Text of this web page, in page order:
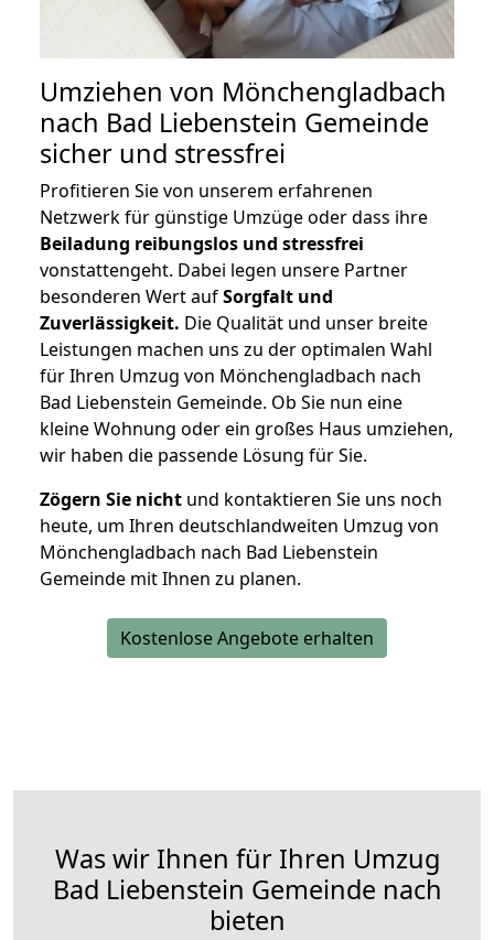
Umziehen von Mönchengladbach
nach Bad Liebenstein Gemeinde
sicher und stressfrei
Profitieren Sie von unserem erfahrenen
Netzwerk für günstige Umzüge oder dass ihre
Beiladung reibungslos und stressfrei
vonstattengeht. Dabei legen unsere Partner
besonderen Wert aufSorgfalt und
Zuverlässigkeit. Die Qualität und unser breite
Leistungen machen uns zu der optimalen Wahl
für Ihren Umzug von Mönchengladbach nach
Bad Liebenstein Gemeinde. Ob Sie nun eine
kleine Wohnung oder ein großes Haus umziehen,
wir haben die passende Lösung für Sie.
Zögern Sie nicht und kontaktieren Sie uns noch
heute, um Ihren deutschlandweiten Umzug von
Mönchengladbach nach Bad Liebenstein
Gemeinde mit Ihnen zu planen.
Kostenlose Angebote erhalten
Was wir Ihnen für Ihren Umzug
Bad Liebenstein Gemeinde nach
bieten